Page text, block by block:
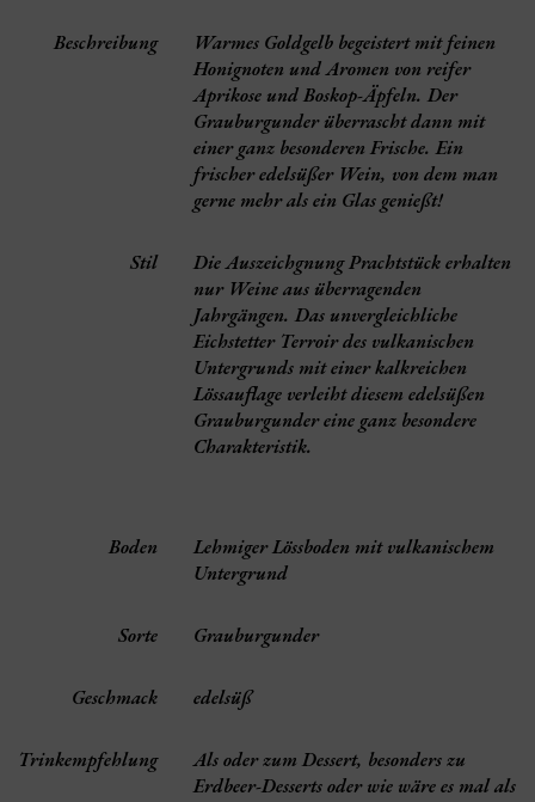
Beschreibung
Warmes Goldgelb begeistert mit feinen
Honignoten und Aromen von reifer
Aprikose und Boskop-Äpfeln. Der
Grauburgunder überrascht dann mit
einer ganz besonderen Frische. Ein
frischer edelsüßer Wein, von dem man
gerne mehr als ein Glas genießt!
Stil
Die Auszeichgnung Prachtstück erhalten
nur Weine aus überragenden
Jahrgängen. Das unvergleichliche
Eichstetter Terroir des vulkanischen
Untergrunds mit einer kalkreichen
Lössauflage verleiht diesem edelsüßen
Grauburgunder eine ganz besondere
Charakteristik.
Boden
Lehmiger Lössboden mit vulkanischem
Untergrund
Sorte Grauburgunder
Geschmack edelsüß
Trinkempfehlung
Als oder zum Dessert, besonders zu
Erdbeer-Desserts oder wie wäre es mal als